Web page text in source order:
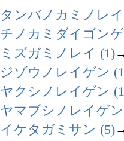
タンバノカミノレ
チノカミダイゴン
ミズガミノレイ (1)
ジゾウノレイゲン
ヤクシノレイゲン
ヤマブシノレイゲ
イケタガミサン (5)